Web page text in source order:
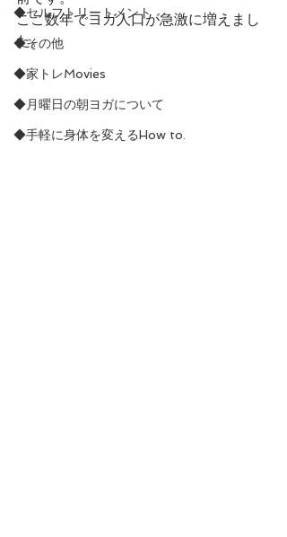
◆セルフトリートメント
◆その他
◆家トレMovies
◆月曜日の朝ヨガについて
◆手軽に身体を変えるHow to.
ここ数年でヨガ人口が急激に増えまし
た。